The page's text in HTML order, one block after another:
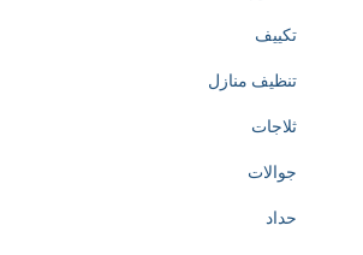
تكييف
تنظيف منازل
ثلاجات
جوالات
حداد